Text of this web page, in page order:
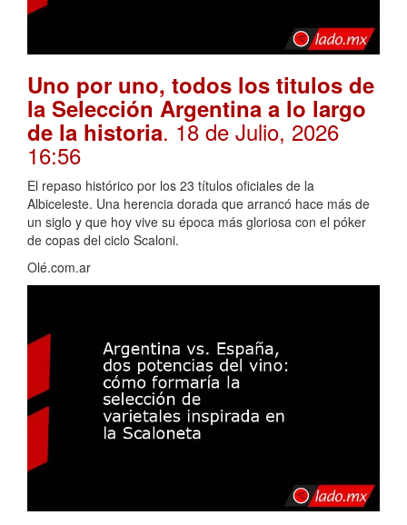
Uno por uno, todos los titulos de
la Selección Argentina a lo largo
de la historia. 18 de Julio, 2026
16:56
El repaso histórico por los 23 títulos oficiales de la
Albiceleste. Una herencia dorada que arrancó hace más de
un siglo y que hoy vive su época más gloriosa con el póker
de copas del ciclo Scaloni.
Olé.com.ar